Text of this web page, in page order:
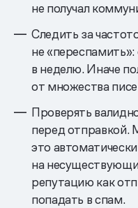
не получал
Следить за
не
в неделю. Иначе
от множества
Проверять
перед отправкой.
это
на
репутацию как
попадать в спам.